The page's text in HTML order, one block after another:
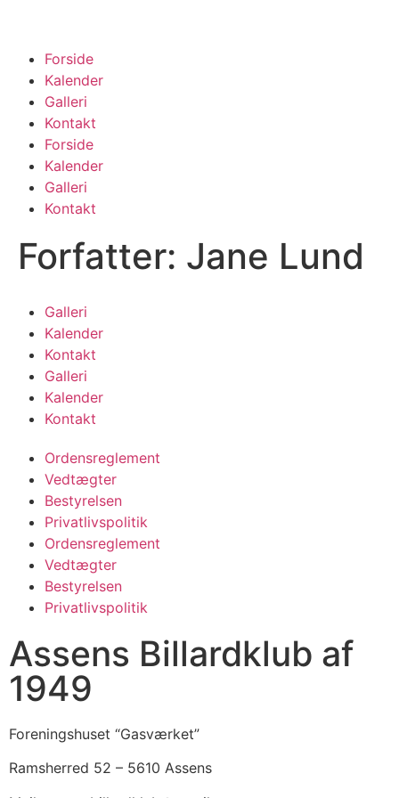
Forside
Kalender
Galleri
Kontakt
Forside
Kalender
Galleri
Kontakt
Forfatter: Jane Lund
Galleri
Kalender
Kontakt
Galleri
Kalender
Kontakt
Ordensreglement
Vedtægter
Bestyrelsen
Privatlivspolitik
Ordensreglement
Vedtægter
Bestyrelsen
Privatlivspolitik
Assens Billardklub af
1949
Foreningshuset “Gasværket”
Ramsherred 52 – 5610 Assens